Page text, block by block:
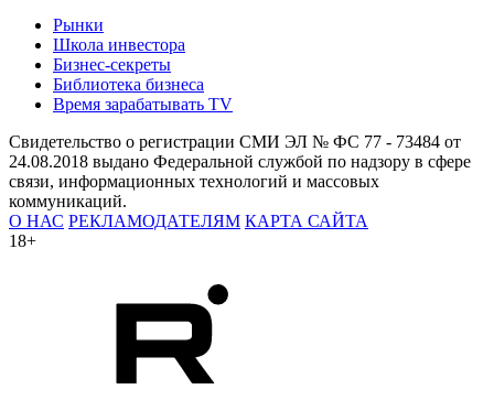
Рынки
Школа инвестора
Бизнес-секреты
Библиотека бизнеса
Время зарабатывать TV
Свидетельство о регистрации СМИ ЭЛ № ФС 77 - 73484 от
24.08.2018 выдано Федеральной службой по надзору в сфере
связи, информационных технологий и массовых
коммуникаций.
О НАС РЕКЛАМОДАТЕЛЯМ КАРТА САЙТА
18+